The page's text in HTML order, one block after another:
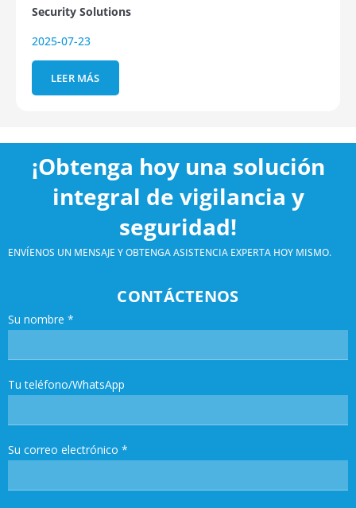
Security Solutions
2025-07-23
LEER MÁS
¡Obtenga hoy una solución
integral de vigilancia y
seguridad!
ENVÍENOS UN MENSAJE Y OBTENGA ASISTENCIA EXPERTA HOY MISMO.
CONTÁCTENOS
Su nombre *
Tu teléfono/WhatsApp
Su correo electrónico *